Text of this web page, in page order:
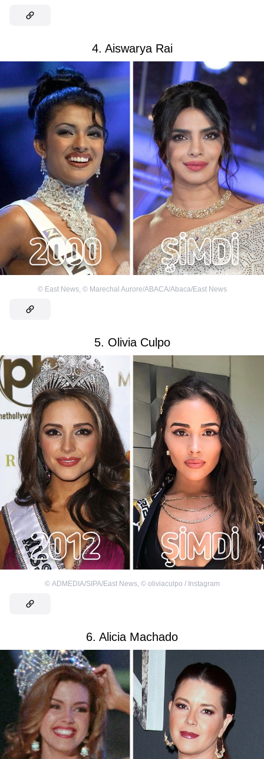
4. Aiswarya Rai
© East News, © Marechal Aurore/ABACA/Abaca/East News
5. Olivia Culpo
© ADMEDIA/SIPA/East News, © oliviaculpo / Instagram
6. Alicia Machado